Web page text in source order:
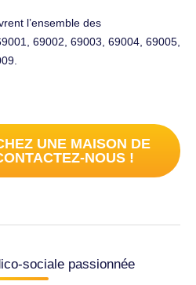
l’ensemble des
69002, 69003, 69004, 69005,
UNE MAISON DE
NOUS !
sociale passionnée